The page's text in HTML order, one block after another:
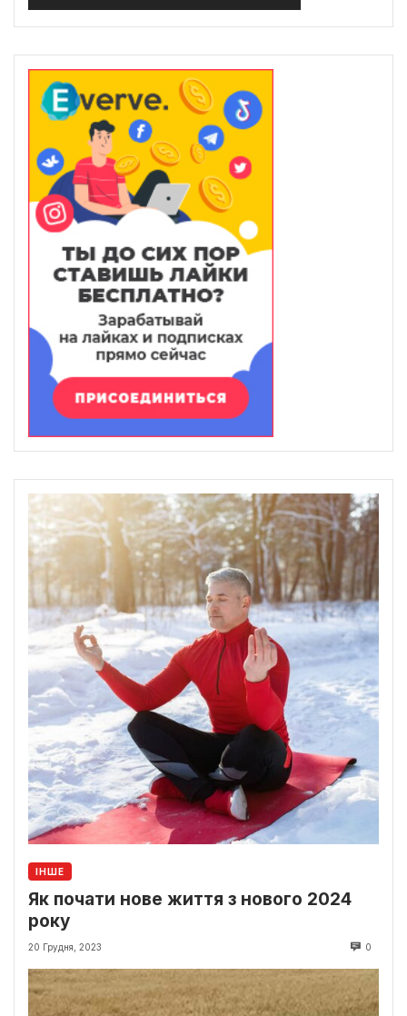
ІНШЕ
Як почати нове життя з нового 2024
року
20 Грудня, 2023 0